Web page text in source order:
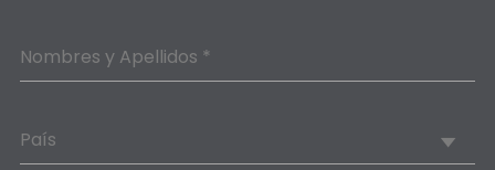
Nombres y Apellidos *
País